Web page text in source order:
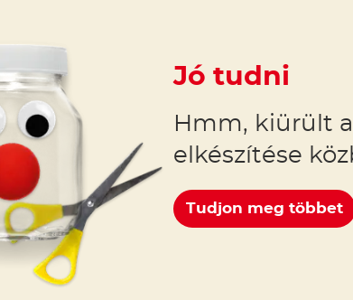
Jó tudni
Hmm, kiürült
elkészítése
Tudjon meg többet